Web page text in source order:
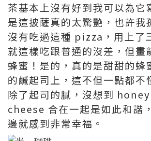
茶基本上沒有好到我可以為它
是這披薩真的太驚艷，也許我
沒有吃過這種 pizza，用上了
就這樣吃跟普通的沒差，但畫
蜂蜜！是的，真的是甜甜的蜂
的鹹起司上，這不但一點都不
除了起司的膩，沒想到
cheese 合在一起是如此和諧
邊就感到非常幸福。